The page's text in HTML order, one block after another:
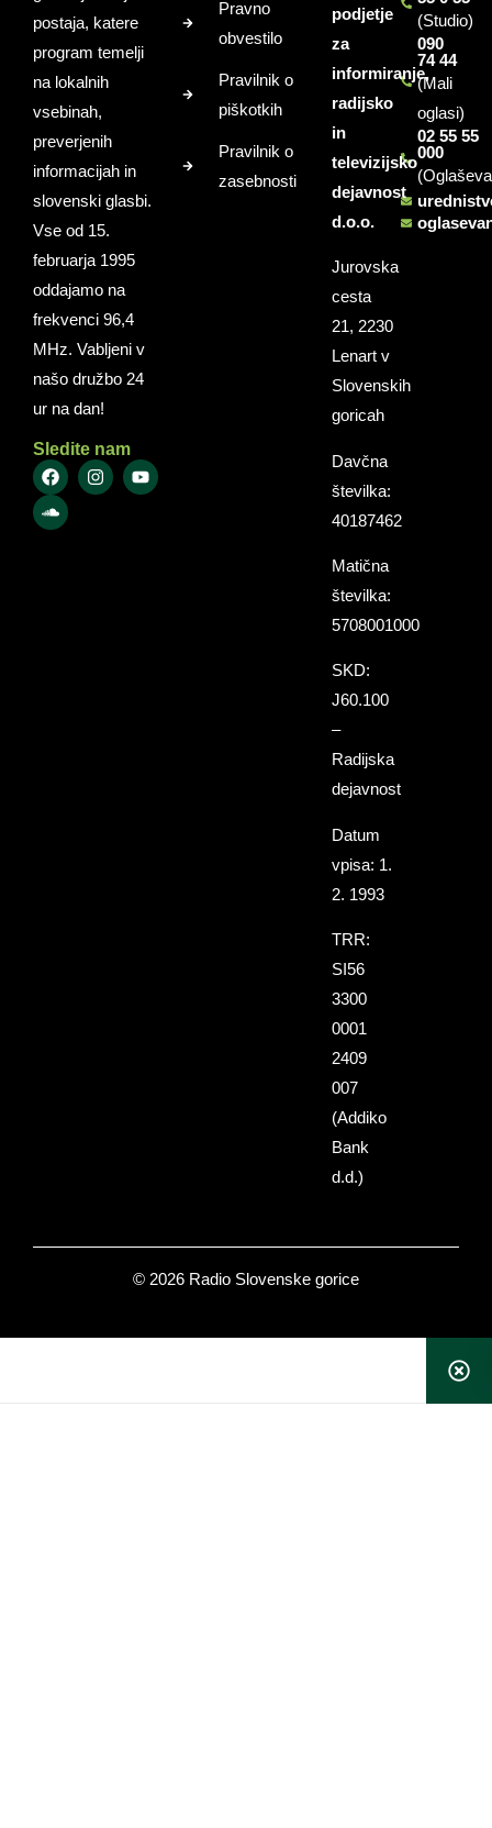
postaja, katere
program temelji
na lokalnih
vsebinah,
preverjenih
informacijah in
slovenski glasbi.
Vse od 15.
februarja 1995
oddajamo na
frekvenci 96,4
MHz. Vabljeni v
našo družbo 24
ur na dan!
Sledite nam
Pravno
obvestilo
Pravilnik o
piškotkih
Pravilnik o
zasebnosti
podjetje
za
informiranje,
radijsko
in
televizijsko
dejavnost
d.o.o.
Jurovska
cesta
21, 2230
Lenart v
Slovenskih
goricah
Davčna
številka:
40187462
Matična
številka:
5708001000
SKD:
J60.100
–
Radijska
dejavnost
Datum
vpisa: 1.
2. 1993
TRR:
SI56
3300
0001
2409
007
(Addiko
Bank
d.d.)
(Studio)
090
74 44
(Mali
oglasi)
02 55 55
000
© 2026 Radio Slovenske gorice